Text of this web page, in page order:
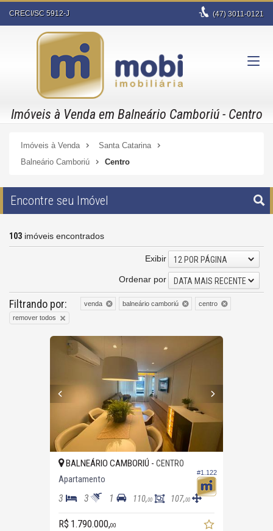
CRECI/SC 5912-J (47)3011-0121
Imóveis à Venda em Balneário Camboriú - Centro
Imóveis à Venda
Santa Catarina
Balneário Camboriú
Centro
Encontre seu Imóvel
103 imóveis encontrados
Exibir
12 POR PÁGINA
Ordenar por
DATA MAIS RECENTE
Filtrando por: venda balneário camboriú
centro
remover todos
#1.122
BALNEÁRIO CAMBORIÚ - CENTRO
Apartamento
3 3 1 110,00 107,00
R$ 1.790.000,00